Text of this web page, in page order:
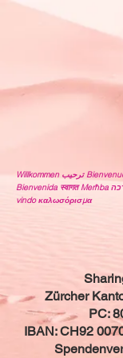
Willkommen ترحيب Bienvenue ကြိုဆို Welcome 歡迎
Bienvenida स्वागत Merħba בברכה Xush kelibsiz स्वागत bem-
vindo καλωσόρισμα
Zürcher
PC:
IBAN: CH92